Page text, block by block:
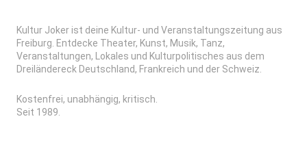
Kultur Joker ist deine Kultur- und Veranstaltungszeitung aus
Freiburg. Entdecke Theater, Kunst, Musik, Tanz,
Veranstaltungen, Lokales und Kulturpolitisches aus dem
Dreiländereck Deutschland, Frankreich und der Schweiz.
Kostenfrei, unabhängig, kritisch.
Seit 1989.